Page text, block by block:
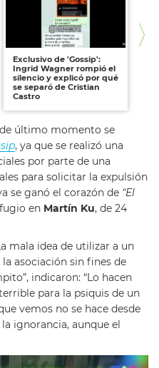
Exclusivo de 'Gossip':
Ingrid Wagner rompió el
silencio y explicó por qué
se separó de Cristian
Castro
último momento se
, ya que se realizó una
por parte de una
para solicitar la expulsión
se ganó el corazón de “El
en Martín Ku, de 24
mala idea de utilizar a un
asociación sin fines de
indicaron: “Lo hacen
para la psiquis de un
vemos no se hace desde
ignorancia, aunque el